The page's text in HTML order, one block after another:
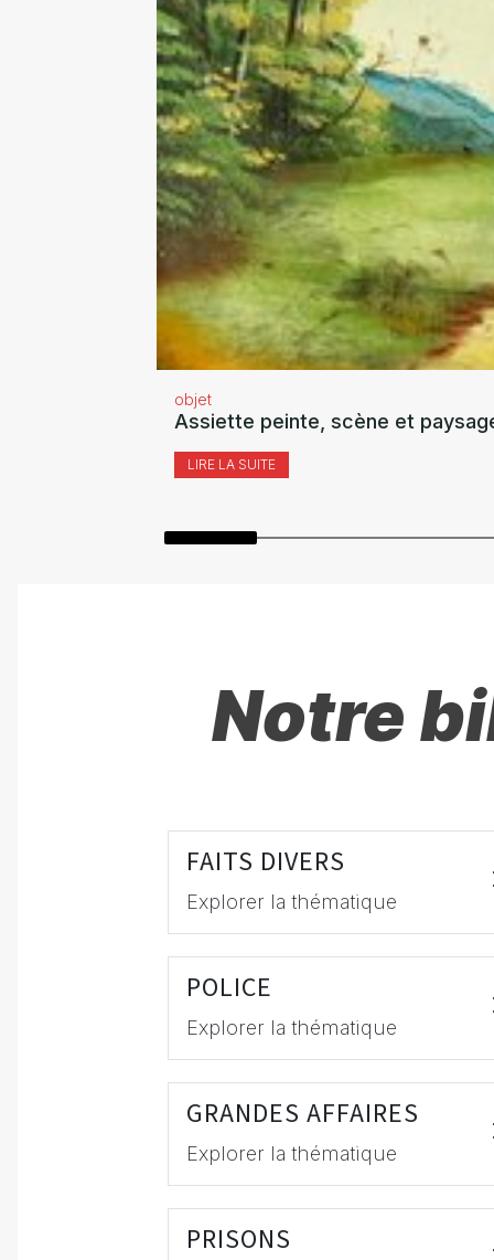
objet
Assiette peinte, scène et
LIRE LA SUITE
Notre
FAITS DIVERS
Explorer la thématique
POLICE
Explorer la thématique
GRANDES AFFAIRES
Explorer la thématique
PRISONS